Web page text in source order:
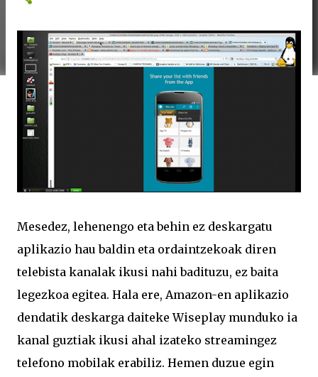
Mesedez, lehenengo eta behin ez deskargatu
aplikazio hau baldin eta ordaintzekoak diren
telebista kanalak ikusi nahi badituzu, ez baita
legezkoa egitea. Hala ere, Amazon-en aplikazio
dendatik deskarga daiteke Wiseplay munduko ia
kanal guztiak ikusi ahal izateko streamingez
telefono mobilak erabiliz. Hemen duzue egin